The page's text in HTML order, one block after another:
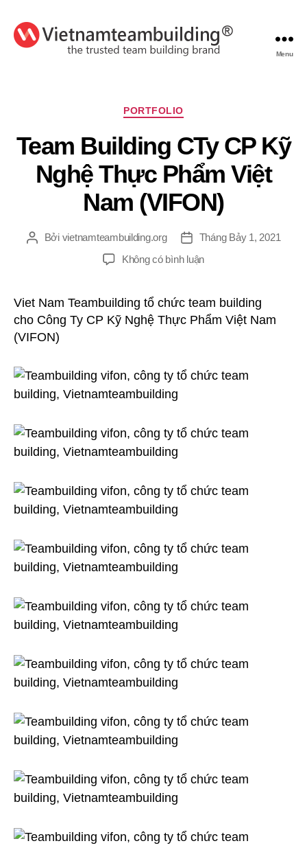
Menu
Chuyên
PORTFOLIO
Team Building CTy CP Kỹ
Nghệ Thực Phẩm Việt
Nam (VIFON)
TácBởi vietnamteambuilding.org
Ngày
đăng
Tháng Bảy 1, 2021
Không có bình luậnở
CTy
CP
Phẩm
Viet Nam Teambuilding tổ chức team building
cho Công Ty CP Kỹ Nghệ Thực Phẩm Việt Nam
(VIFON)